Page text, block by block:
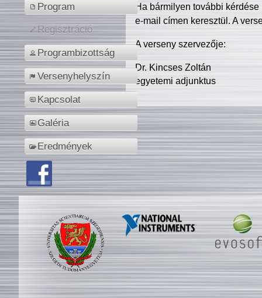
Program
Regisztráció
Programbizottság
Versenyhelyszín
Kapcsolat
Galéria
Eredmények
Ha bármilyen további
e-mail címen keresztül. A
A verseny szervezője:
Dr. Kincses Zoltán
egyetemi adjunktus